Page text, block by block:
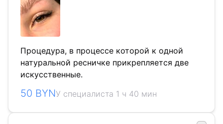
Процедура, в процессе которой к одной
натуральной ресничке прикрепляется две
искусственные.
50 BYNУ специалиста 1 ч 40 мин